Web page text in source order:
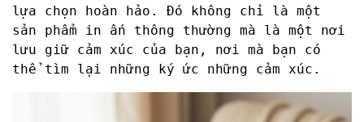
lựa chọn hoàn hảo. Đó không chỉ là một
sản phẩm in ấn thông thường mà là một nơi
lưu giữ cảm xúc của bạn, nơi mà bạn có
thể tìm lại những ký ức những cảm xúc.